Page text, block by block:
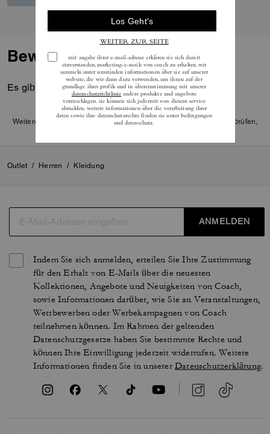
Bewertungen
Es gibt noch keine Reviews.
Weitere Informationen darüber, wie wir unsere Bewertungen überprüfen,
Outlet / Herren / Kleidung
ANMELDEN
Indem Sie sich anmelden, erteilen Sie Ihre Zustimmung
für den Erhalt von E-Mails über die neuesten
Kollektionen, Angebote und Neuigkeiten von Coach,
sowie Informationen darüber, wie Sie an Veranstaltungen,
Wettbewerben oder Werbekampagnen von Coach
teilnehmen können. Im Rahmen der geltenden
Datenschutzgesetze haben Sie bestimmte Rechte und
können Ihre Einwilligung jederzeit widerrufen. Weitere
Informationen finden Sie in unsererDatenschutzerklärung.